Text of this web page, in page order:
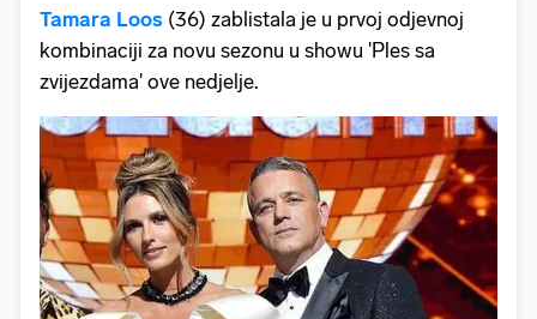
Tamara Loos (36) zablistala je u prvoj odjevnoj
kombinaciji za novu sezonu u showu 'Ples sa
zvijezdama' ove nedjelje.